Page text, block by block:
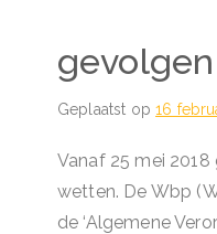
Geplaatst op16
Vanaf 25 mei
wetten. De Wbp
de ‘Algemene